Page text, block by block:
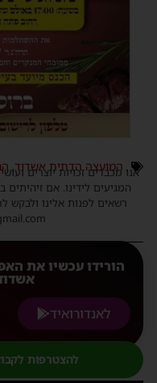
המועצה הדתית אשדוד, אנו מכבדים זכויות יוצרים
המגיעים לידינו. אם זיהיתים
רשאים לפנות אלינו ולבקש
הורידו עכשיו את
לאנדורואיד
להצטרפות